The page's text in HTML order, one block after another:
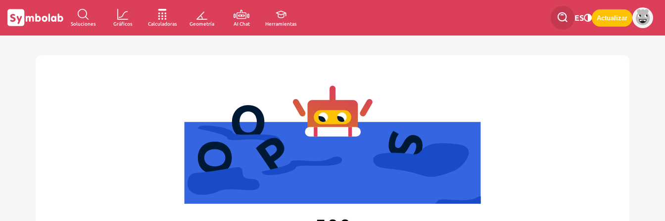
Soluciones Gráficos Calculadoras Geometría AI Chat Herramientas
ES Actualizar